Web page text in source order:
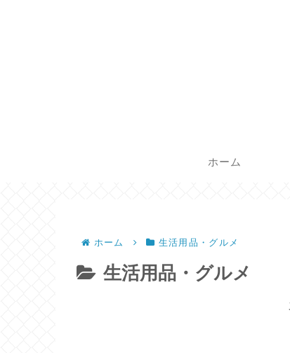
ホーム
ホーム 生活用品・グルメ
生活用品・グルメ